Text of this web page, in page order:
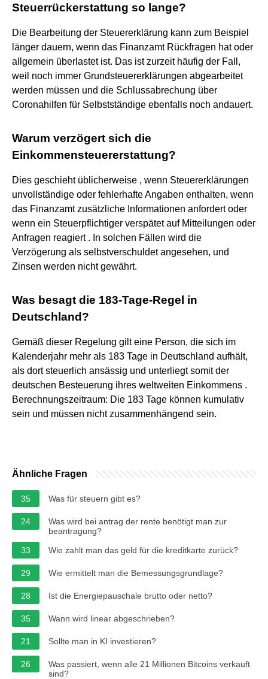
Steuerrückerstattung so lange?
Die Bearbeitung der Steuererklärung kann zum Beispiel
länger dauern, wenn das Finanzamt Rückfragen hat oder
allgemein überlastet ist. Das ist zurzeit häufig der Fall,
weil noch immer Grundsteuererklärungen abgearbeitet
werden müssen und die Schlussabrechung über
Coronahilfen für Selbstständige ebenfalls noch andauert.
Warum verzögert sich die
Einkommensteuererstattung?
Dies geschieht üblicherweise , wenn Steuererklärungen
unvollständige oder fehlerhafte Angaben enthalten, wenn
das Finanzamt zusätzliche Informationen anfordert oder
wenn ein Steuerpflichtiger verspätet auf Mitteilungen oder
Anfragen reagiert . In solchen Fällen wird die
Verzögerung als selbstverschuldet angesehen, und
Zinsen werden nicht gewährt.
Was besagt die 183-Tage-Regel in
Deutschland?
Gemäß dieser Regelung gilt eine Person, die sich im
Kalenderjahr mehr als 183 Tage in Deutschland aufhält,
als dort steuerlich ansässig und unterliegt somit der
deutschen Besteuerung ihres weltweiten Einkommens .
Berechnungszeitraum: Die 183 Tage können kumulativ
sein und müssen nicht zusammenhängend sein.
Ähnliche Fragen
35 Was für steuern gibt es?
24
Was wird bei antrag der rente benötigt man zur
beantragung?
33
Wie zahlt man das geld für die kreditkarte zurück?
29 Wie ermittelt man die Bemessungsgrundlage?
28 Ist die Energiepauschale brutto oder netto?
35 Wann wird linear abgeschrieben?
21 Sollte man in KI investieren?
26
Was passiert, wenn alle 21 Millionen Bitcoins verkauft
sind?